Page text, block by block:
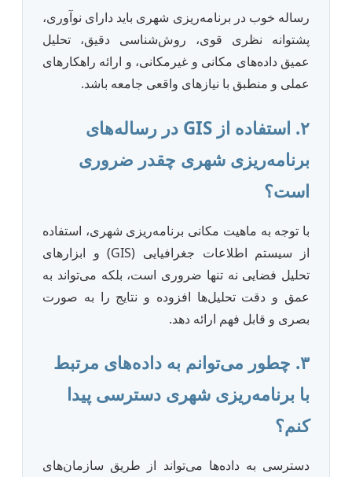
رساله خوب در برنامه‌ریزی شهری باید دارای نوآوری،
پشتوانه نظری قوی، روش‌شناسی دقیق، تحلیل
عمیق داده‌های مکانی و غیرمکانی، و ارائه راهکارهای
عملی و منطبق با نیازهای واقعی جامعه باشد.
۲. استفاده از GIS در رساله‌های
برنامه‌ریزی شهری چقدر ضروری
است؟
با توجه به ماهیت مکانی برنامه‌ریزی شهری، استفاده
از سیستم اطلاعات جغرافیایی (GIS) و ابزارهای
تحلیل فضایی نه تنها ضروری است، بلکه می‌تواند به
عمق و دقت تحلیل‌ها افزوده و نتایج را به صورت
بصری و قابل فهم ارائه دهد.
۳. چطور می‌توانم به داده‌های مرتبط
با برنامه‌ریزی شهری دسترسی پیدا
کنم؟
دسترسی به داده‌ها می‌تواند از طریق سازمان‌های